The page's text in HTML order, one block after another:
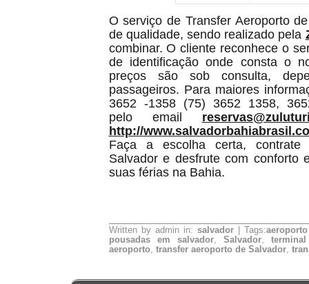
O serviço de Transfer Aeroporto
de qualidade, sendo realizado pela
combinar. O cliente reconhece o
de identificação onde consta o
preços são sob consulta,
passageiros. Para maiores
3652 -1358 (75) 3652 1358,
pelo email
http://
Faça a escolha certa,
Salvador e desfrute com conforto
suas férias na Bahia.
Written by admin in: salvador| Tags:
pousadas em salvador, Salvador,
aeroporto, transfer aeroporto de Salvador,